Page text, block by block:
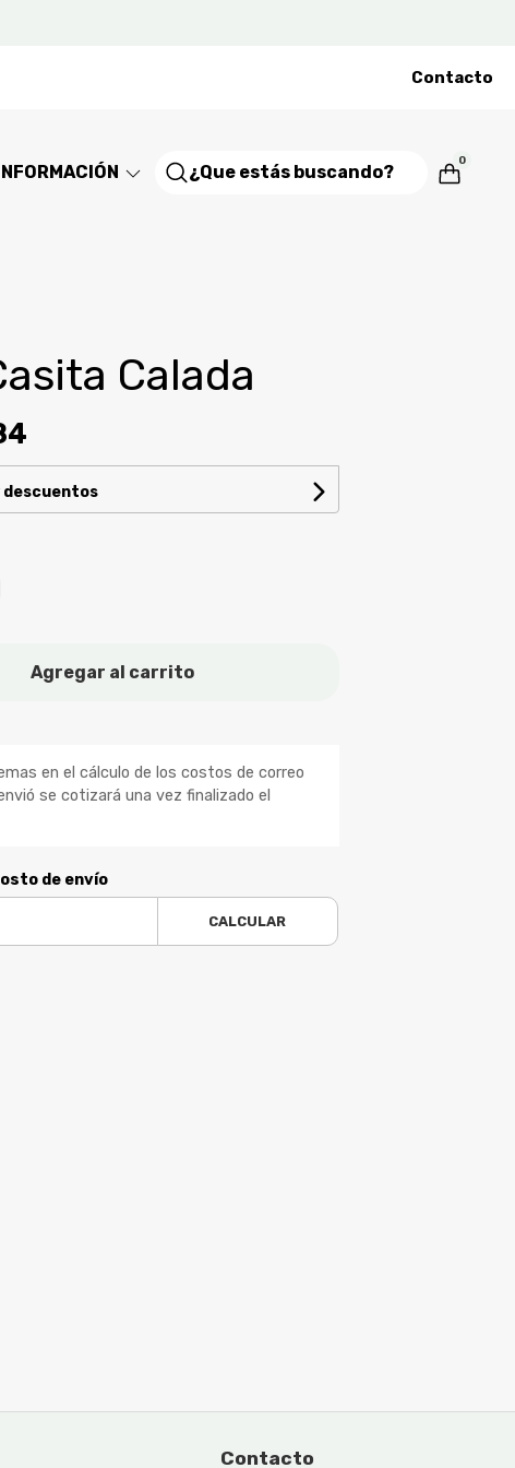
Contacto
0
Calada
descuentos
Agregar al carrito
en el cálculo de los costos de correo
se cotizará una vez finalizado el
de envío
CALCULAR
Contacto